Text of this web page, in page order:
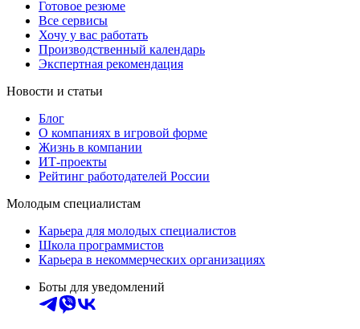
Готовое резюме
Все сервисы
Хочу у вас работать
Производственный календарь
Экспертная рекомендация
Новости и статьи
Блог
О компаниях в игровой форме
Жизнь в компании
ИТ-проекты
Рейтинг работодателей России
Молодым специалистам
Карьера для молодых специалистов
Школа программистов
Карьера в некоммерческих организациях
Боты для уведомлений